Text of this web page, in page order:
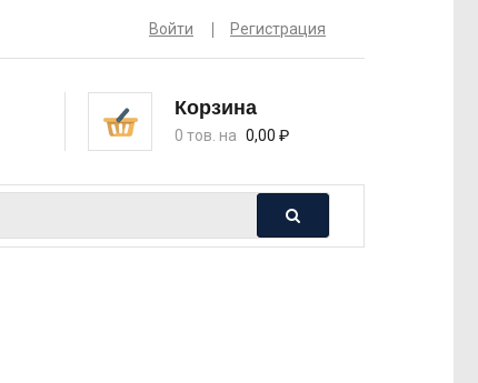
Войти Регистрация
Корзина
0 тов. на 0,00 ₽